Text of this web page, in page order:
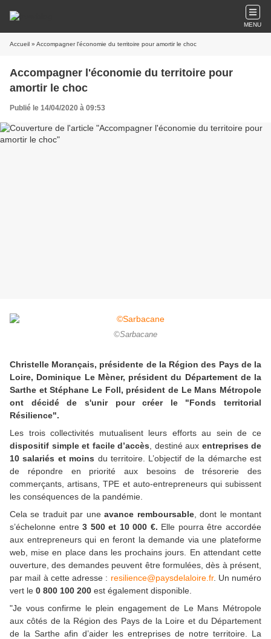
MENU
Accueil » Accompagner l'économie du territoire pour amortir le choc
Accompagner l'économie du territoire pour
amortir le choc
Publié le 14/04/2020 à 09:53
©Sarbacane
Christelle Morançais, présidente de la Région des Pays de la
Loire, Dominique Le Mèner, président du Département de la
Sarthe et Stéphane Le Foll, président de Le Mans Métropole
ont décidé de s'unir pour créer le "Fonds territorial
Résilience".
Les trois collectivités mutualisent leurs efforts au sein de ce
dispositif simple et facile d’accès , destiné aux entreprises de
10 salariés et moins du territoire. L’objectif de la démarche est
de répondre en priorité aux besoins de trésorerie des
commerçants, artisans, TPE et auto-entrepreneurs qui subissent
les conséquences de la pandémie.
Cela se traduit par uneavance remboursable, dont le montant
s’échelonne entre3 500 et 10 000 €. Elle pourra être accordée
aux entrepreneurs qui en feront la demande via une plateforme
web, mise en place dans les prochains jours. En attendant cette
ouverture, des demandes peuvent être formulées, dès à présent,
par mail à cette adresse : resilience@paysdelaloire.fr. Un numéro
vert le 0 800 100 200 est également disponible.
"Je vous confirme le plein engagement de Le Mans Métropole
aux côtés de la Région des Pays de la Loire et du Département
de la Sarthe afin d’aider les entreprises de notre territoire. La